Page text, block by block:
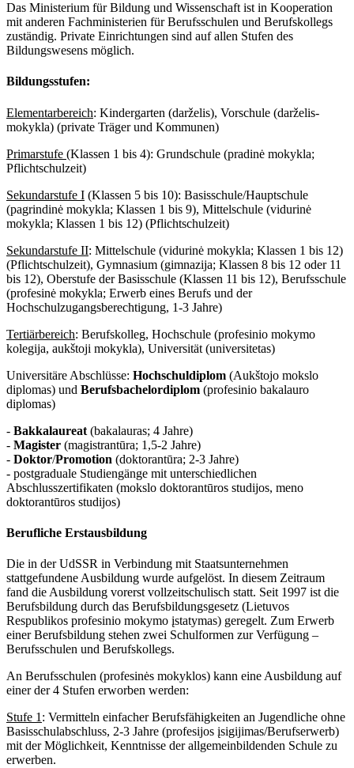
Das Ministerium für Bildung und Wissenschaft ist in Kooperation
mit anderen Fachministerien für Berufsschulen und Berufskollegs
zuständig. Private Einrichtungen sind auf allen Stufen des
Bildungswesens möglich.
Bildungsstufen:
Elementarbereich: Kindergarten (darželis), Vorschule (darželis-
mokykla) (private Träger und Kommunen)
Primarstufe (Klassen 1 bis 4): Grundschule (pradinė mokykla;
Pflichtschulzeit)
Sekundarstufe I (Klassen 5 bis 10): Basisschule/Hauptschule
(pagrindinė mokykla; Klassen 1 bis 9), Mittelschule (vidurinė
mokykla; Klassen 1 bis 12) (Pflichtschulzeit)
Sekundarstufe II: Mittelschule (vidurinė mokykla; Klassen 1 bis 12)
(Pflichtschulzeit), Gymnasium (gimnazija; Klassen 8 bis 12 oder 11
bis 12), Oberstufe der Basisschule (Klassen 11 bis 12), Berufsschule
(profesinė mokykla; Erwerb eines Berufs und der
Hochschulzugangsberechtigung, 1-3 Jahre)
Tertiärbereich: Berufskolleg, Hochschule (profesinio mokymo
kolegija, aukštoji mokykla), Universität (universitetas)
Universitäre Abschlüsse: Hochschuldiplom (Aukštojo mokslo
diplomas) und Berufsbachelordiplom (profesinio bakalauro
diplomas)
- Bakkalaureat (bakalauras; 4 Jahre)
- Magister (magistrantūra; 1,5-2 Jahre)
- Doktor/Promotion (doktorantūra; 2-3 Jahre)
- postgraduale Studiengänge mit unterschiedlichen
Abschlusszertifikaten (mokslo doktorantūros studijos, meno
doktorantūros studijos)
Berufliche Erstausbildung
Die in der UdSSR in Verbindung mit Staatsunternehmen
stattgefundene Ausbildung wurde aufgelöst. In diesem Zeitraum
fand die Ausbildung vorerst vollzeitschulisch statt. Seit 1997 ist die
Berufsbildung durch das Berufsbildungsgesetz (Lietuvos
Respublikos profesinio mokymo įstatymas) geregelt. Zum Erwerb
einer Berufsbildung stehen zwei Schulformen zur Verfügung –
Berufsschulen und Berufskollegs.
An Berufsschulen (profesinės mokyklos) kann eine Ausbildung auf
einer der 4 Stufen erworben werden:
Stufe 1 : Vermitteln einfacher Berufsfähigkeiten an Jugendliche ohne
Basisschulabschluss, 2-3 Jahre (profesijos įsigijimas/Berufserwerb)
mit der Möglichkeit, Kenntnisse der allgemeinbildenden Schule zu
erwerben.